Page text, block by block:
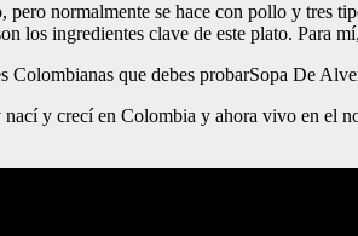
normalmente se hace con pollo y tres
los ingredientes clave de este plato. Para
Colombianas que debes probarSopa De
y crecí en Colombia y ahora vivo en el